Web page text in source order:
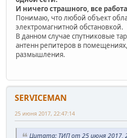
И ничего страшного, все
Понимаю, что любой объект
электромагнитной обстановкой.
В данном случае спутниковые
антенн репитеров в
размышления.
SERVICEMAN
25 июня 2017, 22:47:14
Цитата: ТИП от 25 июня 2017,